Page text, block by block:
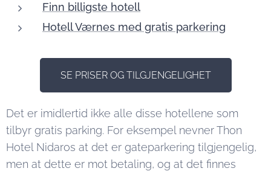
Finn billigste hotell
Hotell Værnes med gratis parkering
SE PRISER OG TILGJENGELIGHET
Det er imidlertid ikke alle disse hotellene som
tilbyr gratis parking. For eksempel nevner Thon
Hotel Nidaros at det er gateparkering tilgjengelig,
men at dette er mot betaling, og at det finnes